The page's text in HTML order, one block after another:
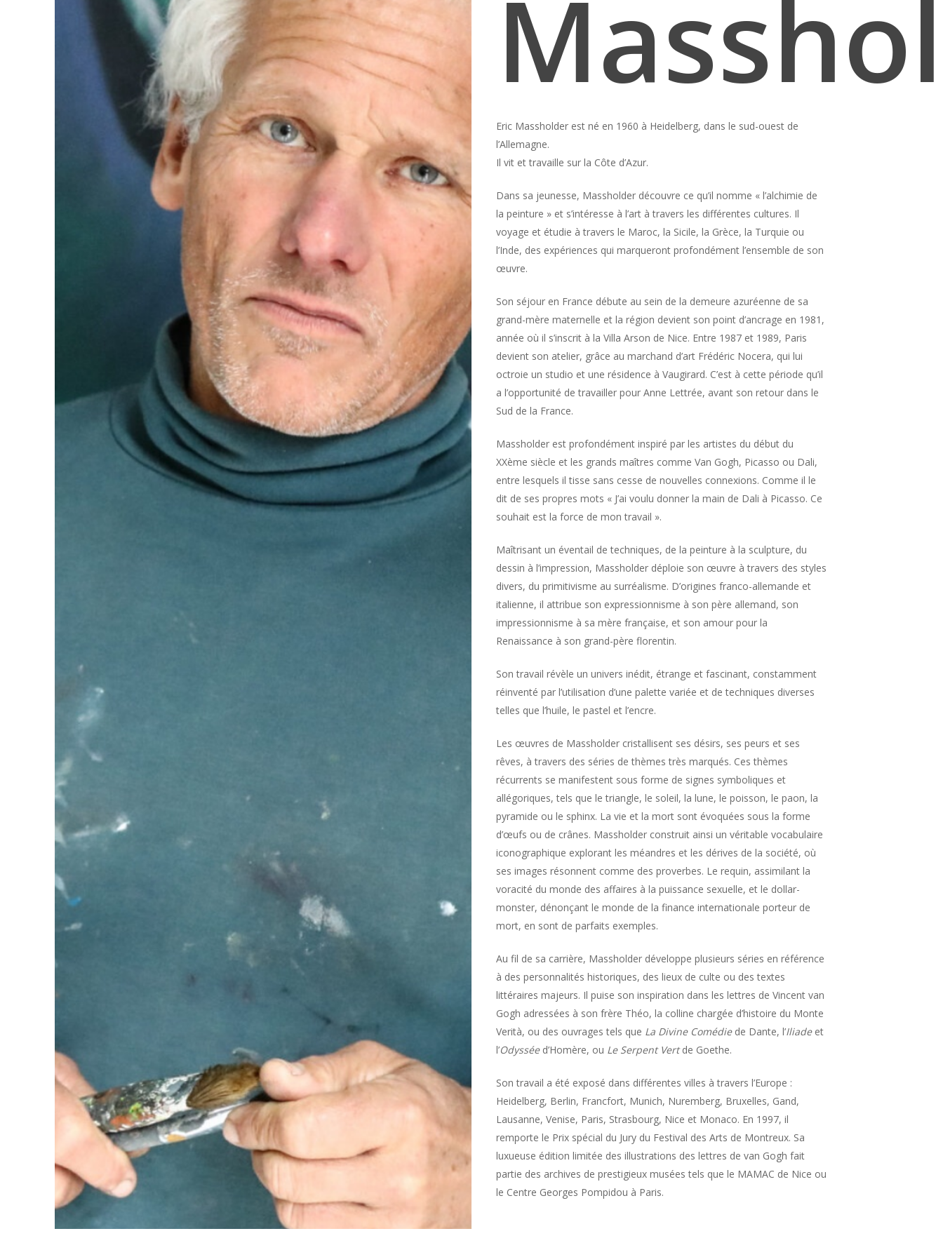
Eric Massholder est né en 1960 à Heidelberg, dans le sud-ouest de
l’Allemagne.
Il vit et travaille sur la Côte d’Azur.
Dans sa jeunesse, Massholder découvre ce qu’il nomme « l’alchimie de
la peinture » et s’intéresse à l’art à travers les différentes cultures. Il
voyage et étudie à travers le Maroc, la Sicile, la Grèce, la Turquie ou
l’Inde, des expériences qui marqueront profondément l’ensemble de son
œuvre.
Son séjour en France débute au sein de la demeure azuréenne de sa
grand-mère maternelle et la région devient son point d’ancrage en 1981,
année où il s’inscrit à la Villa Arson de Nice. Entre 1987 et 1989, Paris
devient son atelier, grâce au marchand d’art Frédéric Nocera, qui lui
octroie un studio et une résidence à Vaugirard. C’est à cette période qu’il
a l’opportunité de travailler pour Anne Lettrée, avant son retour dans le
Sud de la France.
Massholder est profondément inspiré par les artistes du début du
XXème siècle et les grands maîtres comme Van Gogh, Picasso ou Dali,
entre lesquels il tisse sans cesse de nouvelles connexions. Comme il le
dit de ses propres mots « J’ai voulu donner la main de Dali à Picasso. Ce
souhait est la force de mon travail ».
Maîtrisant un éventail de techniques, de la peinture à la sculpture, du
dessin à l’impression, Massholder déploie son œuvre à travers des styles
divers, du primitivisme au surréalisme. D’origines franco-allemande et
italienne, il attribue son expressionnisme à son père allemand, son
impressionnisme à sa mère française, et son amour pour la
Renaissance à son grand-père florentin.
Son travail révèle un univers inédit, étrange et fascinant, constamment
réinventé par l’utilisation d’une palette variée et de techniques diverses
telles que l’huile, le pastel et l’encre.
Les œuvres de Massholder cristallisent ses désirs, ses peurs et ses
rêves, à travers des séries de thèmes très marqués. Ces thèmes
récurrents se manifestent sous forme de signes symboliques et
allégoriques, tels que le triangle, le soleil, la lune, le poisson, le paon, la
pyramide ou le sphinx. La vie et la mort sont évoquées sous la forme
d’œufs ou de crânes. Massholder construit ainsi un véritable vocabulaire
iconographique explorant les méandres et les dérives de la société, où
ses images résonnent comme des proverbes. Le requin, assimilant la
voracité du monde des affaires à la puissance sexuelle, et le dollar-
monster, dénonçant le monde de la finance internationale porteur de
mort, en sont de parfaits exemples.
Au fil de sa carrière, Massholder développe plusieurs séries en référence
à des personnalités historiques, des lieux de culte ou des textes
littéraires majeurs. Il puise son inspiration dans les lettres de Vincent van
Gogh adressées à son frère Théo, la colline chargée d’histoire du Monte
Verità, ou des ouvrages tels que La Divine Comédiede Dante, l’Iliadeet
l’Odysséed’Homère, ou Le Serpent Vertde Goethe.
Son travail a été exposé dans différentes villes à travers l’Europe :
Heidelberg, Berlin, Francfort, Munich, Nuremberg, Bruxelles, Gand,
Lausanne, Venise, Paris, Strasbourg, Nice et Monaco. En 1997, il
remporte le Prix spécial du Jury du Festival des Arts de Montreux. Sa
luxueuse édition limitée des illustrations des lettres de van Gogh fait
partie des archives de prestigieux musées tels que le MAMAC de Nice ou
le Centre Georges Pompidou à Paris.